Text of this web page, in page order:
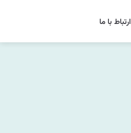
ارتباط با ما